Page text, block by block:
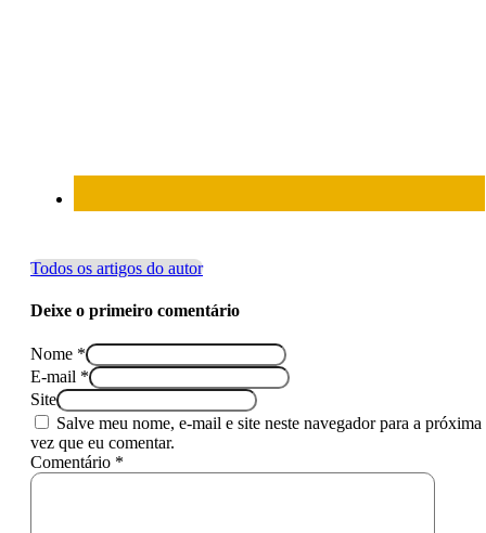
Todos os artigos do autor
Deixe o primeiro comentário
Nome *
E-mail *
Site
Salve meu nome, e-mail e site neste navegador para a próxima
vez que eu comentar.
Comentário *